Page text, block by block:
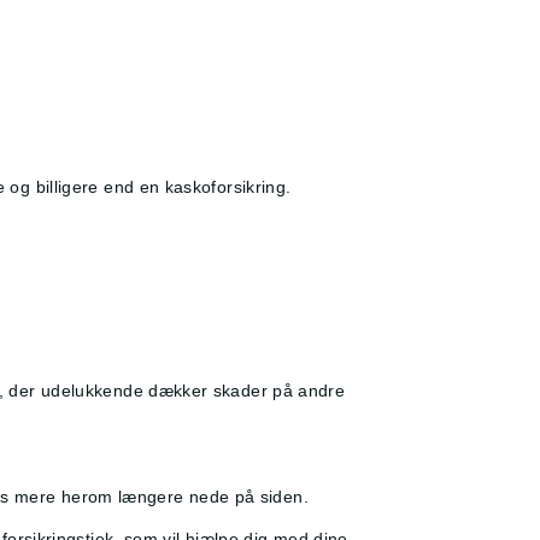
billigere end en kaskoforsikring.
udelukkende dækker skader på andre
mere herom længere nede på siden.